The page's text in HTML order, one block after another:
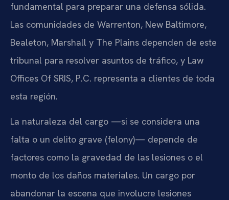
fundamental para preparar una defensa sólida.
Las comunidades de Warrenton, New Baltimore,
Bealeton, Marshall y The Plains dependen de este
tribunal para resolver asuntos de tráfico, y Law
Offices Of SRIS, P.C. representa a clientes de toda
esta región.
La naturaleza del cargo —si se considera una
falta o un delito grave (felony)— depende de
factores como la gravedad de las lesiones o el
monto de los daños materiales. Un cargo por
abandonar la escena que involucre lesiones